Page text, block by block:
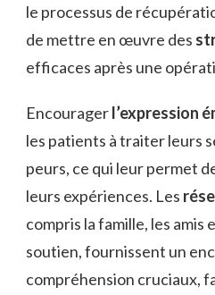
le processus de
de mettre en œuvre des
efficaces après une
Encouragerl’expression
les patients à traiter leurs
peurs, ce qui leur permet
leurs expériences. Les
compris la famille, les amis
soutien, fournissent un
compréhension cruciaux,